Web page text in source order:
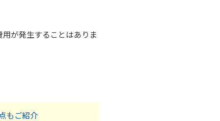
が発生することはありま
もご紹介